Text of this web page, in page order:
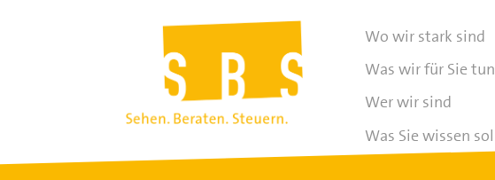
Wo wir stark sind
Was wir für Sie tun
Wer wir sind
Was Sie wissen